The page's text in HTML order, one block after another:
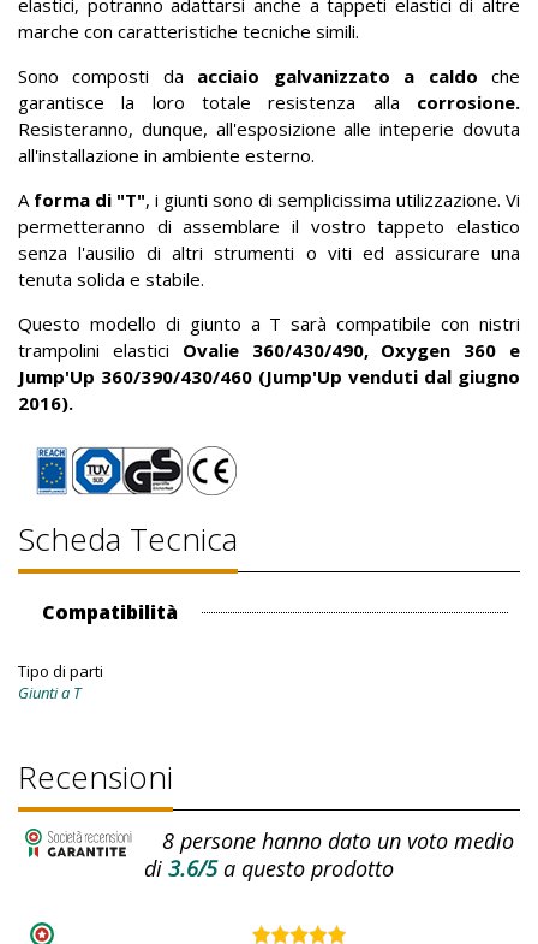
elastici, potranno adattarsi anche a tappeti elastici di altre
marche con caratteristiche tecniche simili.
Sono composti da acciaio galvanizzato a caldo che
garantisce la loro totale resistenza alla corrosione.
Resisteranno, dunque, all'esposizione alle inteperie dovuta
all'installazione in ambiente esterno.
A forma di "T", i giunti sono di semplicissima utilizzazione. Vi
permetteranno di assemblare il vostro tappeto elastico
senza l'ausilio di altri strumenti o viti ed assicurare una
tenuta solida e stabile.
Questo modello di giunto a T sarà compatibile con nistri
trampolini elastici
Ovalie 360/430/490, Oxygen 360 e
Jump'Up 360/390/430/460 (Jump'Up venduti dal giugno
2016).
Scheda Tecnica
Compatibilità
Tipo di parti
Giunti a T
Recensioni
8persone hanno dato un voto medio
di 3.6/5a questo prodotto